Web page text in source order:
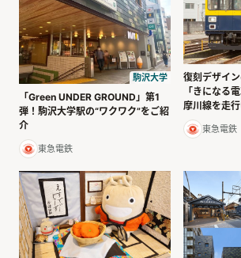
駒沢大学
「Green UNDER GROUND」第1
弾！駒沢大学駅の“ワクワク”をご紹
介
東急電鉄
復刻デザイ
「きになる
摩川線を走行
東急電鉄